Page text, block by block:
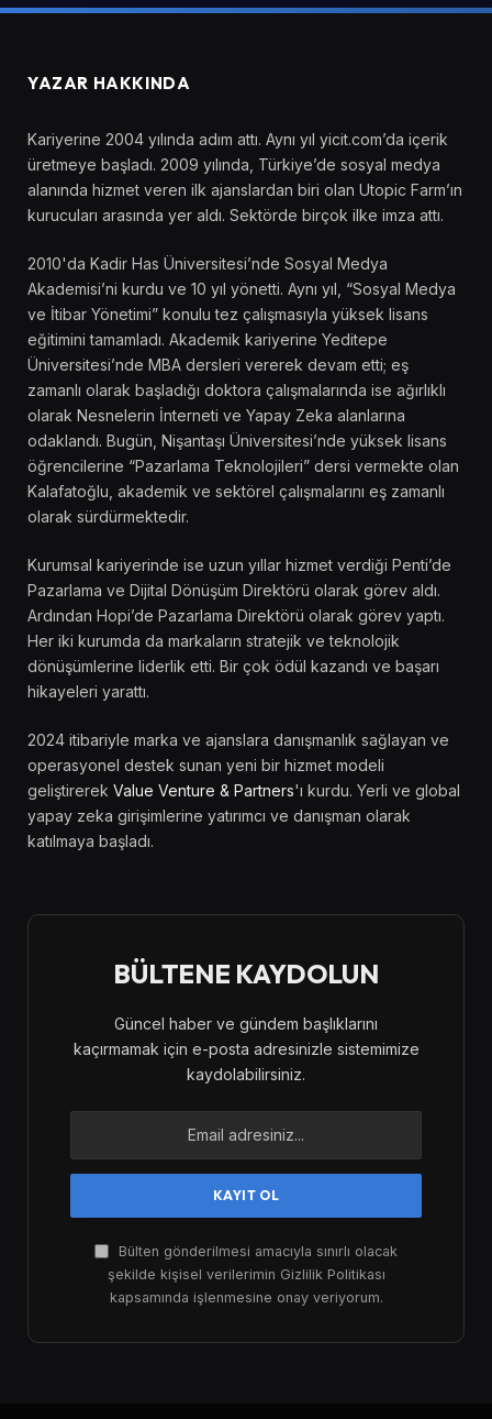
YAZAR HAKKINDA
Kariyerine 2004 yılında adım attı. Aynı yıl yicit.com’da içerik
üretmeye başladı. 2009 yılında, Türkiye’de sosyal medya
alanında hizmet veren ilk ajanslardan biri olan Utopic Farm’ın
kurucuları arasında yer aldı. Sektörde birçok ilke imza attı.
2010'da Kadir Has Üniversitesi’nde Sosyal Medya
Akademisi’ni kurdu ve 10 yıl yönetti. Aynı yıl, “Sosyal Medya
ve İtibar Yönetimi” konulu tez çalışmasıyla yüksek lisans
eğitimini tamamladı. Akademik kariyerine Yeditepe
Üniversitesi’nde MBA dersleri vererek devam etti; eş
zamanlı olarak başladığı doktora çalışmalarında ise ağırlıklı
olarak Nesnelerin İnterneti ve Yapay Zeka alanlarına
odaklandı. Bugün, Nişantaşı Üniversitesi’nde yüksek lisans
öğrencilerine “Pazarlama Teknolojileri” dersi vermekte olan
Kalafatoğlu, akademik ve sektörel çalışmalarını eş zamanlı
olarak sürdürmektedir.
Kurumsal kariyerinde ise uzun yıllar hizmet verdiği Penti’de
Pazarlama ve Dijital Dönüşüm Direktörü olarak görev aldı.
Ardından Hopi’de Pazarlama Direktörü olarak görev yaptı.
Her iki kurumda da markaların stratejik ve teknolojik
dönüşümlerine liderlik etti. Bir çok ödül kazandı ve başarı
hikayeleri yarattı.
2024 itibariyle marka ve ajanslara danışmanlık sağlayan ve
operasyonel destek sunan yeni bir hizmet modeli
geliştirerek Value Venture & Partners'ı kurdu. Yerli ve global
yapay zeka girişimlerine yatırımcı ve danışman olarak
katılmaya başladı.
BÜLTENE KAYDOLUN
Güncel haber ve gündem başlıklarını
kaçırmamak için e-posta adresinizle sistemimize
kaydolabilirsiniz.
Bülten gönderilmesi amacıyla sınırlı olacak
şekilde kişisel verilerimin Gizlilik Politikası
kapsamında işlenmesine onay veriyorum.